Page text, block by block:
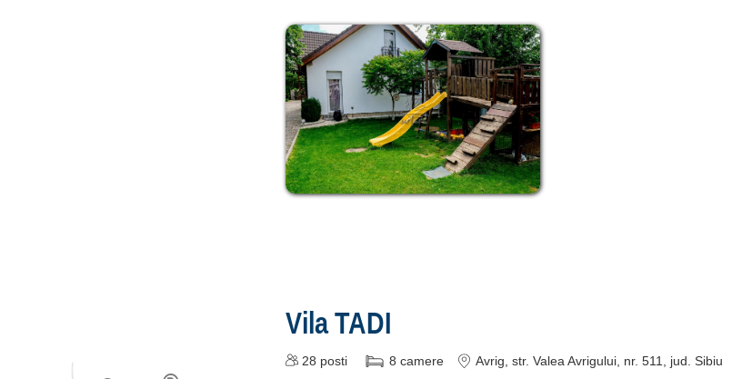
Vila TADI
28 posti 8 camere Avrig , str. Valea Avrigului, nr. 511 , jud. Sibiu